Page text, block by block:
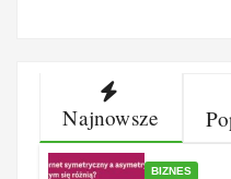
Najnowsze
BIZNES